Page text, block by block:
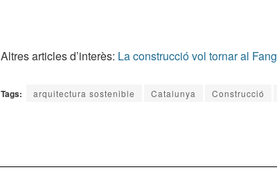
Altres articles d’interès: La construcció vol tornar al Fang
Tags: arquitectura sostenible Catalunya Construcció